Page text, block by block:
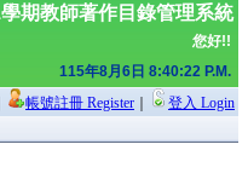
期教師著作目錄管理系統
您好!!
115年8月6日 8:40:23 P.M.
帳號註冊 Register 登入 Login